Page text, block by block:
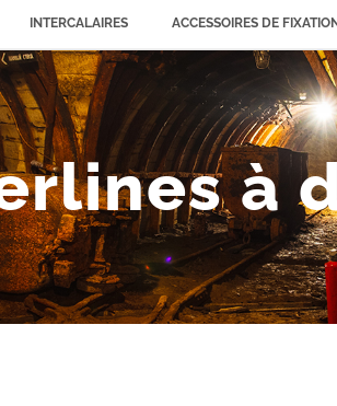
INTERCALAIRES ACCESSOIRES DE FIXATION
à